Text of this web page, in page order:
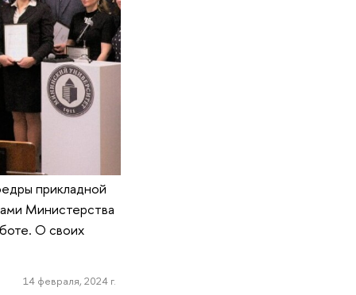
прикладной
Министерства
О своих
14 февраля, 2024 г.